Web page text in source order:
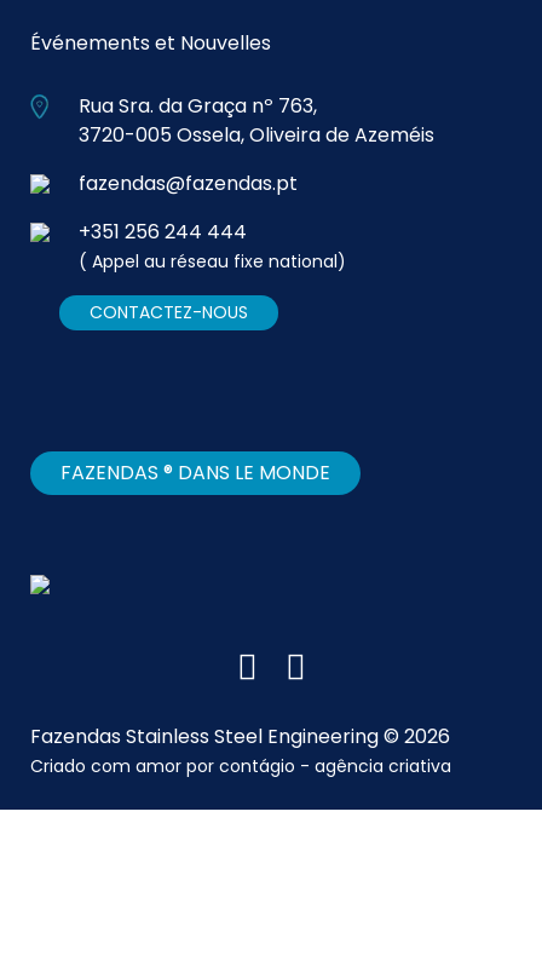
Événements et Nouvelles
Rua Sra. da Graça nº 763,
3720-005 Ossela, Oliveira de Azeméis
fazendas@fazendas.pt
+351 256 244 444
( Appel au réseau fixe national)
CONTACTEZ-NOUS
FAZENDAS ® DANS LE MONDE
Fazendas Stainless Steel Engineering © 2026
Criado com amor por contágio - agência criativa